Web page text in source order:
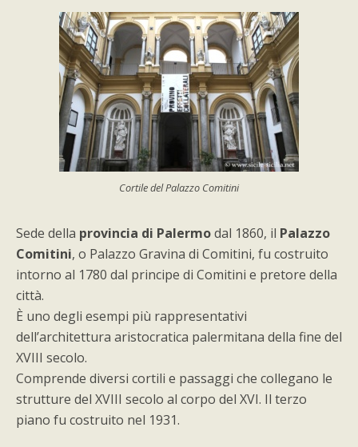
Cortile del Palazzo Comitini
Sede della provincia di Palermodal 1860, il Palazzo
Comitini, o Palazzo Gravina di Comitini, fu costruito
intorno al 1780 dal principe di Comitini e pretore della
città.
È uno degli esempi più rappresentativi
dell’architettura aristocratica palermitana della fine del
XVIII secolo.
Comprende diversi cortili e passaggi che collegano le
strutture del XVIII secolo al corpo del XVI. Il terzo
piano fu costruito nel 1931.